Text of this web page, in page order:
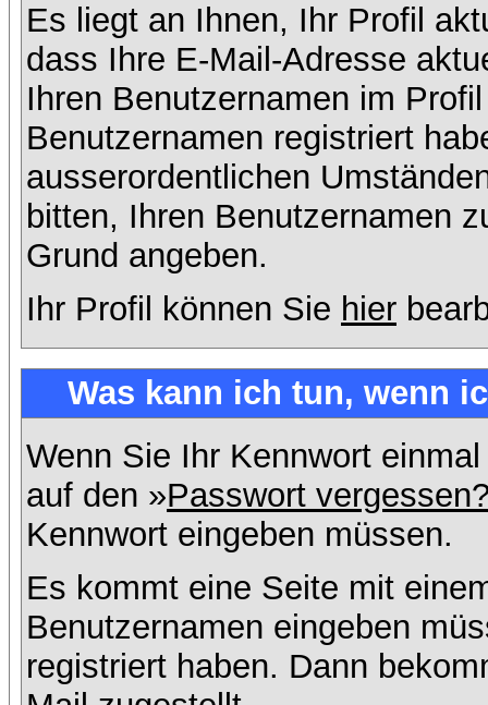
Es liegt an Ihnen, Ihr Profil
dass Ihre E-Mail-Adresse
Ihren Benutzernamen im
Benutzernamen registriert
ausserordentlichen
bitten, Ihren Benutzernamen
Grund angeben.
Ihr Profil können Sie hier
Was kann ich tun, wenn
Wenn Sie Ihr Kennwort
auf den »Passwort
Kennwort eingeben müssen.
Es kommt eine Seite mit
Benutzernamen eingeben
registriert haben. Dann